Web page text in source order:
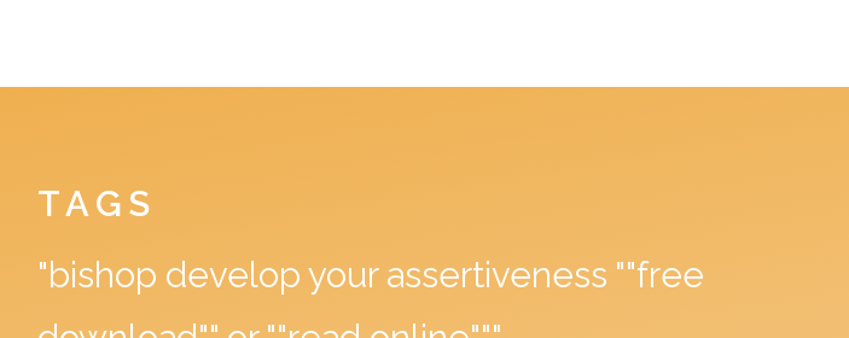
TAGS
"bishop develop your assertiveness ""free